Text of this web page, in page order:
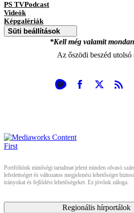
PS TVPodcast
Videók
Képgalériák
Süti beállítások
*Kell még valamit
Az őszödi beszéd utolsó
Portfóliónk minőségi tartalmat jelent minden olvasó
lefedettséget és változatos megjelenési lehetőséget
irányokat és fejlődési lehetőségeket. Ez jövőnk záloga.
Regionális hírportálok